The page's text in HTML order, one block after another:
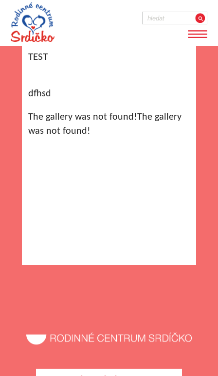
TEST
dfhsd
The gallery was not found!The gallery
was not found!